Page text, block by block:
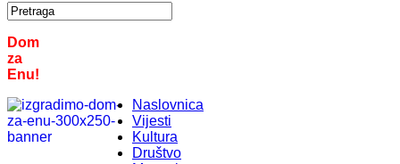
Dom
za
Enu!
Naslovnica
Vijesti
Kultura
Društvo